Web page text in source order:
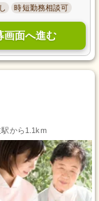
時短勤務相談可
画面へ進む
駅から1.1km